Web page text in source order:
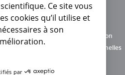
Charte d'utilisation
Données personnelles
Ce site vous
cookies qu’il utilise et
à son
par